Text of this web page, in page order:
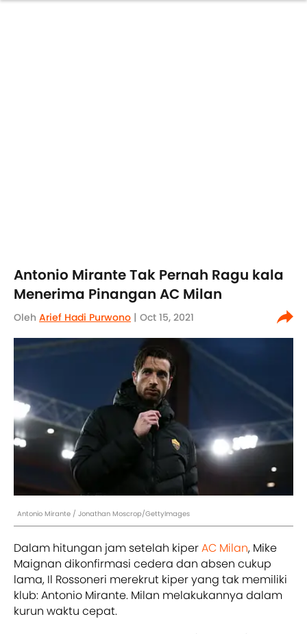
Antonio Mirante Tak Pernah Ragu kala
Menerima Pinangan AC Milan
Oleh Arief Hadi Purwono | Oct 15, 2021
Antonio Mirante / Jonathan Moscrop/GettyImages
Dalam hitungan jam setelah kiperAC Milan, Mike
Maignan dikonfirmasi cedera dan absen cukup
lama, Il Rossoneri merekrut kiper yang tak memiliki
klub: Antonio Mirante. Milan melakukannya dalam
kurun waktu cepat.